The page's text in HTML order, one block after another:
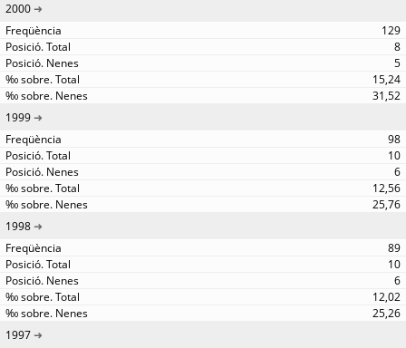
2000
129
8
5
15,24
31,52
1999
98
10
6
12,56
25,76
1998
89
10
6
12,02
25,26
1997